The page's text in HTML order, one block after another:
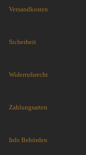
Versandkosten
Sicherheit
Widerrufsrecht
Zahlungsarten
Info Behörden